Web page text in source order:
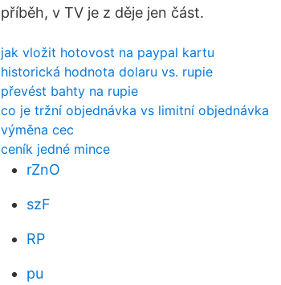
příběh, v TV je z děje jen část.
jak vložit hotovost na paypal kartu
historická hodnota dolaru vs. rupie
převést bahty na rupie
co je tržní objednávka vs limitní objednávka
výměna cec
ceník jedné mince
rZnO
szF
RP
pu